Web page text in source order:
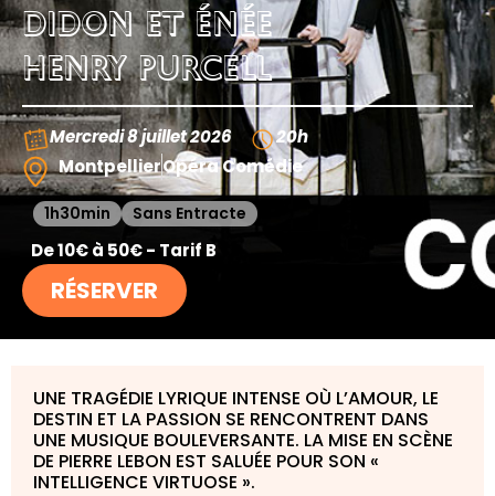
DIDON ET ÉNÉE
HENRY PURCELL
Mercredi 8 juillet 2026
20h
MontpellierOpéra Comédie
1h30min Sans Entracte
De 10€ à 50€ - Tarif B
RÉSERVER
UNE TRAGÉDIE LYRIQUE INTENSE OÙ L’AMOUR, LE
DESTIN ET LA PASSION SE RENCONTRENT DANS
UNE MUSIQUE BOULEVERSANTE. LA MISE EN SCÈNE
DE PIERRE LEBON EST SALUÉE POUR SON «
INTELLIGENCE VIRTUOSE ».